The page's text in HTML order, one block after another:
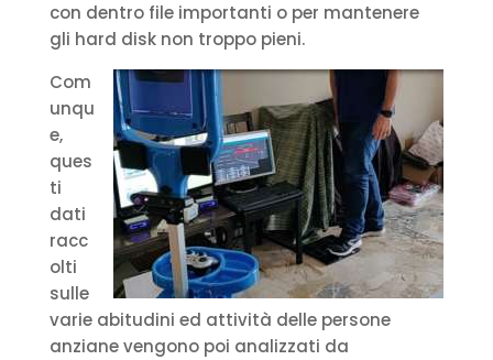
con dentro file importanti o per mantenere
gli hard disk non troppo pieni.
Com
unqu
e,
ques
ti
dati
racc
olti
sulle
varie abitudini ed attività delle persone
anziane vengono poi analizzati da